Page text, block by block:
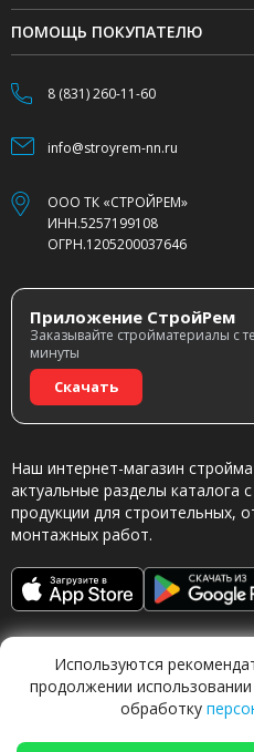
ПОМОЩЬ ПОКУПАТЕЛЮ
8 (831) 260-11-60
info@stroyrem-nn.ru
ООО ТК «СТРОЙРЕМ»
ИНН.5257199108
ОГРН.1205200037646
Приложение СтройРем
Заказывайте стройматериалы с
минуты
Скачать
Наш интернет-магазин
актуальные разделы каталога
продукции для строительных,
монтажных работ.
Обращаясь в наш магазин, вы
Используются
продолжении
обработку